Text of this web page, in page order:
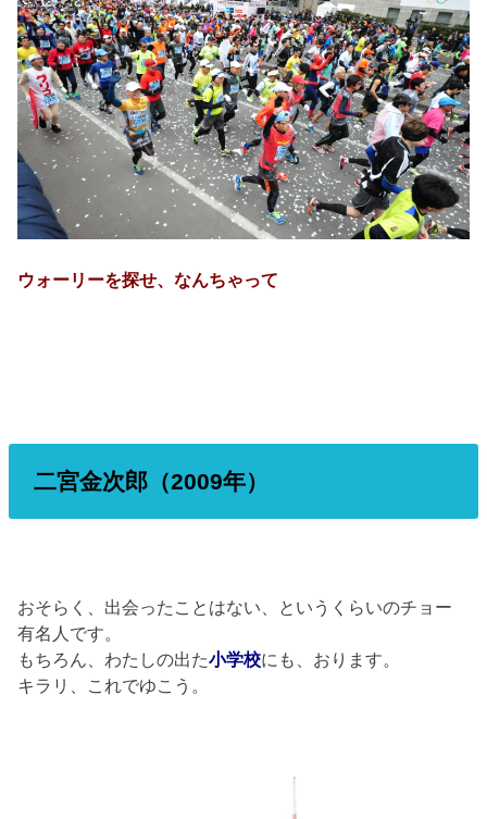
ウォーリーを探せ、なんちゃって
二宮金次郎（2009年）
おそらく、出会ったことはない、というくらいのチョー
有名人です。
もちろん、わたしの出た小学校にも、おります。
キラリ、これでゆこう。